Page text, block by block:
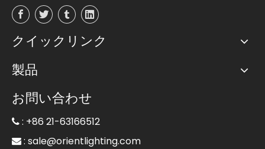
クイックリンク
製品
お問い合わせ
 : +86 21-63166512
 : sale@orientlighting.com